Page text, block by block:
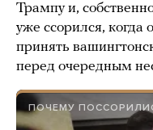
Трампу и,
уже ссорился, когда
принять
перед очередным
ПОЧЕМУ